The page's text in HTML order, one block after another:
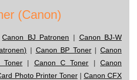
(Canon)
Canon BJ Patronen | Canon BJ-W
| Canon BP Toner|Canon
Toner | Canon C Toner |Canon
Photo Printer Toner| Canon CFX